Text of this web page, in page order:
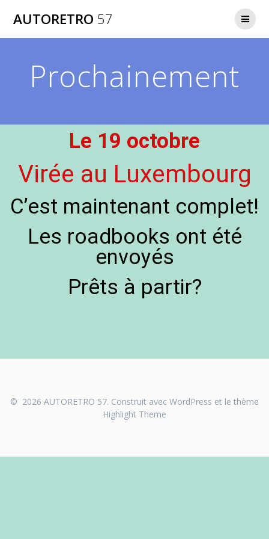
AUTORETRO 57
Prochainement
Le 19 octobre
Virée au Luxembourg
C’est maintenant complet!
Les roadbooks ont été
envoyés
Prêts à partir?
© 2026 AUTORETRO 57. Construit avec WordPress et le thème
Highlight Theme